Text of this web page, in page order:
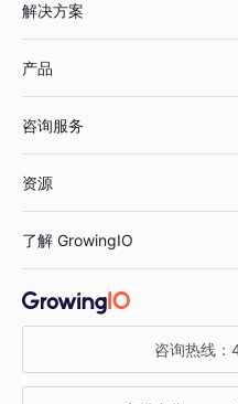
解决方案
鞋服行业
汽车行业
金融行业
产品
智能运营
获客分析
咨询服务
资源
增长公开课
增长博客
了解 GrowingIO
关于 GrowingIO
增长大会
咨询热线：